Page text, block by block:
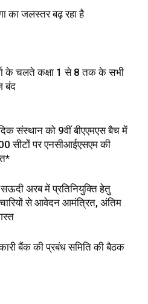
का जलस्तर बढ़ रहा है
के चलते कक्षा 1 से 8 तक के सभी
बंद
संस्थान को 9वीं बीएएमएस बैच में
सीटों पर एनसीआईएसएम की
अरब में प्रतिनियुक्ति हेतु
से आवेदन आमंत्रित, अंतिम
बैंक की प्रबंध समिति की बैठक